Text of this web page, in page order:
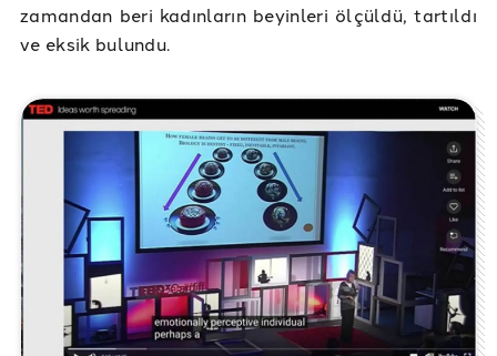
zamandan beri kadınların beyinleri ölçüldü, tartıldı
ve eksik bulundu.